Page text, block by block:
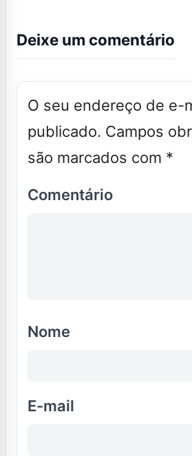
Deixe um comentário
O seu endereço de e-
publicado. Campos
são marcados com *
Comentário
Nome
E-mail